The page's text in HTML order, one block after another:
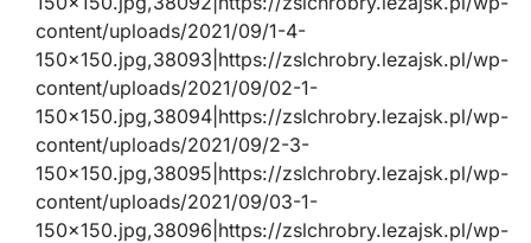
content/uploads/2021/09/1-4-
150×150.jpg,38093|https://zslchrobry.lezajsk.pl/wp-
content/uploads/2021/09/02-1-
150×150.jpg,38094|https://zslchrobry.lezajsk.pl/wp-
content/uploads/2021/09/2-3-
150×150.jpg,38095|https://zslchrobry.lezajsk.pl/wp-
content/uploads/2021/09/03-1-
150×150.jpg,38096|https://zslchrobry.lezajsk.pl/wp-